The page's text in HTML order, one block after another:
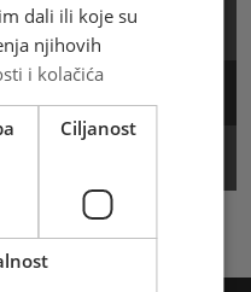
dali ili koje su
njihovih
i kolačića
Ciljanost